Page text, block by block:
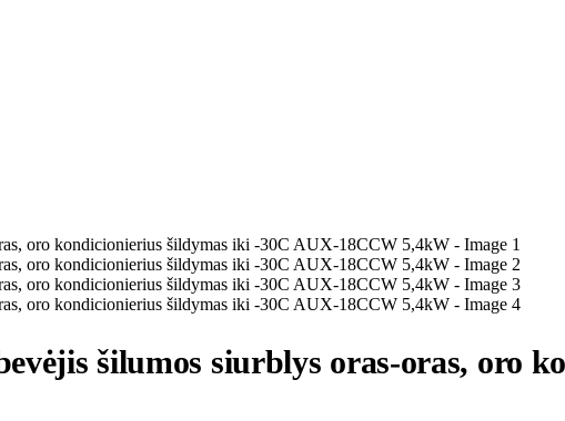
šilumos siurblys oras-oras, oro